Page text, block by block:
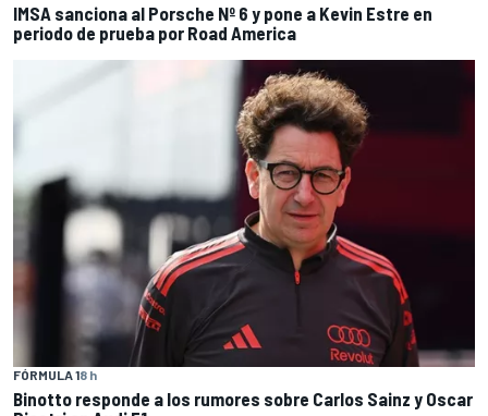
IMSA sanciona al Porsche Nº 6 y pone a Kevin Estre en
periodo de prueba por Road America
FÓRMULA 18 h
Binotto responde a los rumores sobre Carlos Sainz y Oscar